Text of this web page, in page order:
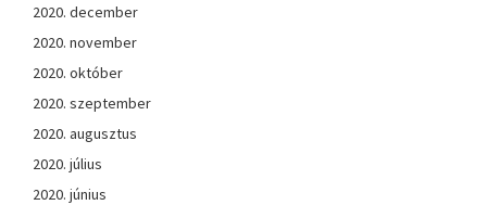
2020. december
2020. november
2020. október
2020. szeptember
2020. augusztus
2020. július
2020. június